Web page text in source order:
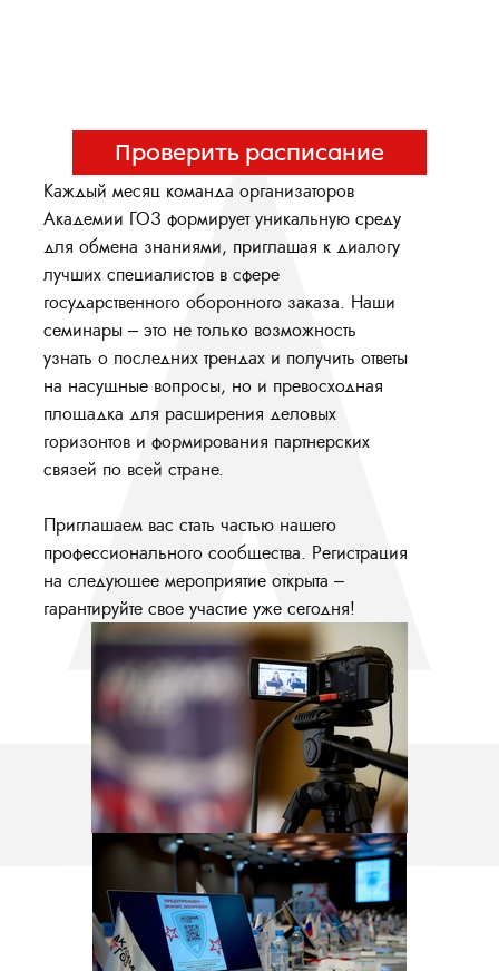
Проверить расписание
Каждый месяц команда организаторов
Академии ГОЗ формирует уникальную среду
для обмена знаниями, приглашая к диалогу
лучших специалистов в сфере
государственного оборонного заказа. Наши
семинары – это не только возможность
узнать о последних трендах и получить ответы
на насущные вопросы, но и превосходная
площадка для расширения деловых
горизонтов и формирования партнерских
связей по всей стране.
Приглашаем вас стать частью нашего
профессионального сообщества. Регистрация
на следующее мероприятие открыта –
гарантируйте свое участие уже сегодня!